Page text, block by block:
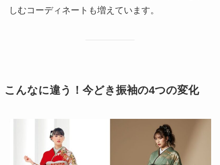
しむコーディネートも増えています。
こんなに違う！今どき振袖の4つの変化